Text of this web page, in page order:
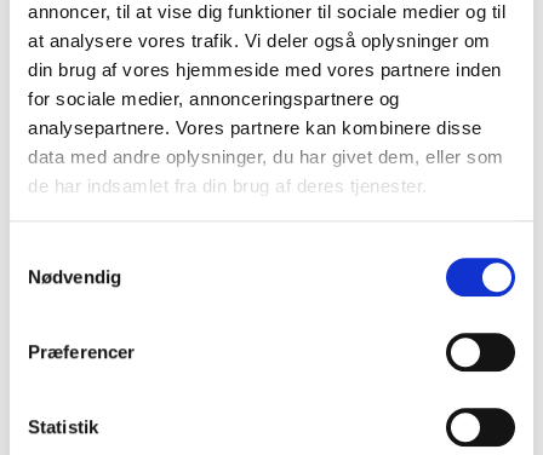
annoncer, til at vise dig funktioner til sociale medier og til
at analysere vores trafik. Vi deler også oplysninger om
din brug af vores hjemmeside med vores partnere inden
for sociale medier, annonceringspartnere og
analysepartnere. Vores partnere kan kombinere disse
data med andre oplysninger, du har givet dem, eller som
de har indsamlet fra din brug af deres tjenester.
Nødvendig
Præferencer
Statistik
Total
BESKRIVELSE